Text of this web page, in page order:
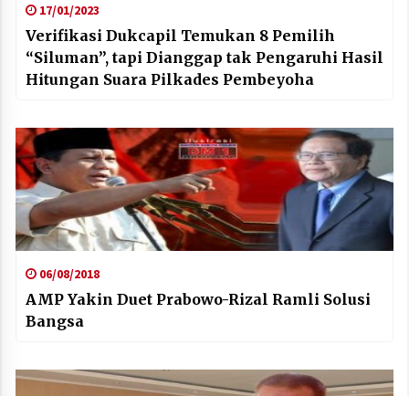
17/01/2023
Verifikasi Dukcapil Temukan 8 Pemilih
“Siluman”, tapi Dianggap tak Pengaruhi Hasil
Hitungan Suara Pilkades Pembeyoha
06/08/2018
AMP Yakin Duet Prabowo-Rizal Ramli Solusi
Bangsa